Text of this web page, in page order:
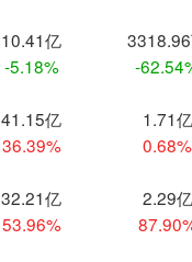
10.41亿
-5.18%
-
41.15亿
36.39%
1.71亿
0.68%
32.21亿
53.96%
2.29亿